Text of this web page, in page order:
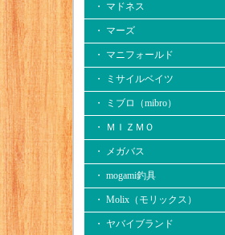
・ マドネス
・ マーズ
・ マニフォールド
・ ミサイルベイツ
・ ミブロ（mibro）
・ ＭＩＺＭＯ
・ メガバス
・ mogami釣具
・ Molix（モリックス）
・ ヤバイブランド